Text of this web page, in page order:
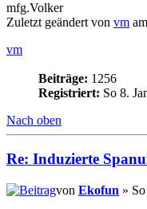
mfg.Volker
Zuletzt geändert von vm
vm
Beiträge: 1256
Registriert: So 8.
Nach oben
Re: Induzierte
von Ekofun »